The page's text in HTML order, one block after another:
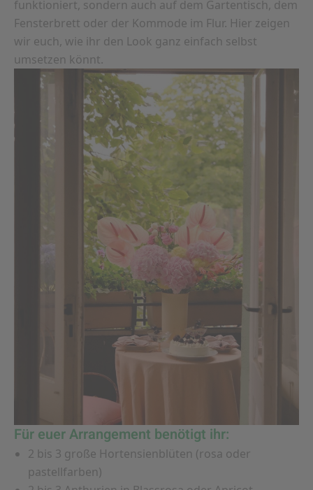
funktioniert, sondern auch auf dem Gartentisch, dem
Fensterbrett oder der Kommode im Flur. Hier zeigen
wir euch, wie ihr den Look ganz einfach selbst
umsetzen könnt.
Für euer Arrangement benötigt ihr:
2 bis 3 große Hortensienblüten (rosa oder
pastellfarben)